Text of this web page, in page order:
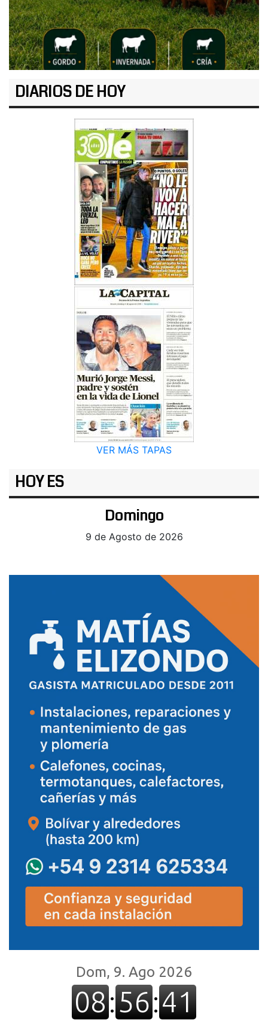
DIARIOS DE HOY
VER MÁS TAPAS
HOY ES
Domingo
9 de Agosto de 2026